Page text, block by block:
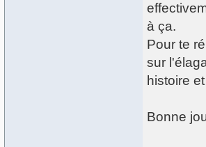
à ça.
Pour te
sur
histoire
Bonne